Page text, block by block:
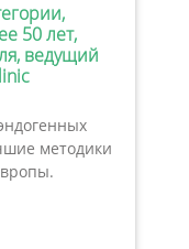
50 лет,
ведущий
методики